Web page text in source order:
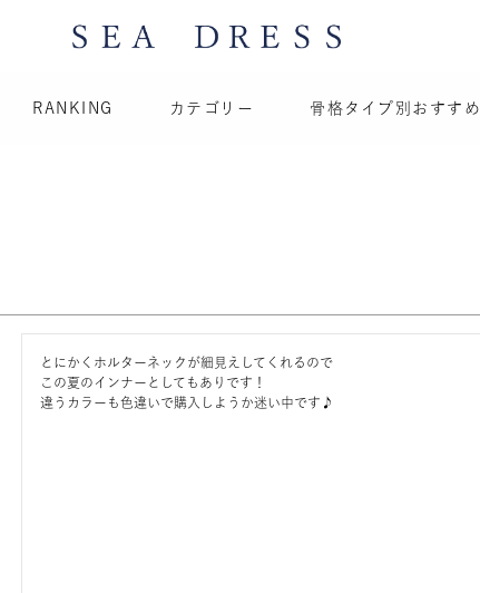
RANKING カテゴリー 骨格タイプ別おすすめ
とにかくホルターネックが細見えしてくれるので
この夏のインナーとしてもありです！
違うカラーも色違いで購入しようか迷い中です♪